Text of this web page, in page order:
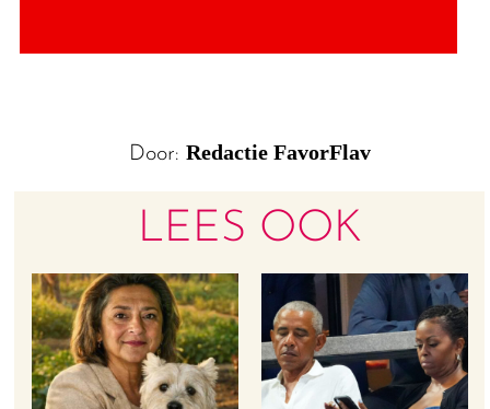
Door: Redactie FavorFlav
LEES OOK